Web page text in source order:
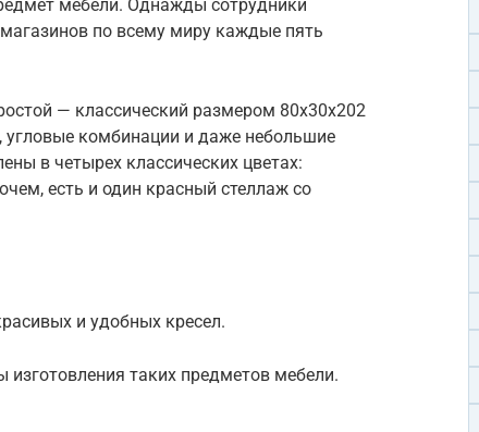
мебели. Однажды сотрудники
по всему миру каждые пять
— классический размером 80x30x202
угловые комбинации и даже небольшие
в четырех классических цветах:
есть и один красный стеллаж со
и удобных кресел.
таких предметов мебели.